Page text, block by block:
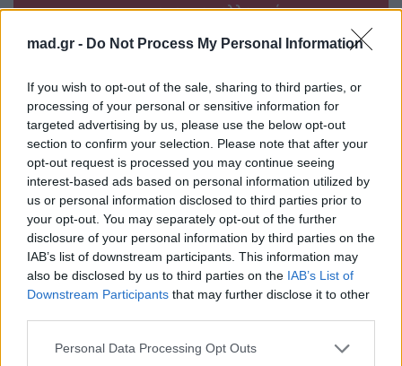
mad.gr - Do Not Process My Personal Information
If you wish to opt-out of the sale, sharing to third parties, or
processing of your personal or sensitive information for
targeted advertising by us, please use the below opt-out
section to confirm your selection. Please note that after your
opt-out request is processed you may continue seeing
interest-based ads based on personal information utilized by
us or personal information disclosed to third parties prior to
your opt-out. You may separately opt-out of the further
disclosure of your personal information by third parties on the
IAB’s list of downstream participants. This information may
also be disclosed by us to third parties on the IAB’s List of
Downstream Participants that may further disclose it to other
Personal Data Processing Opt Outs
τους στην ελληνική
Δες επίσης
Life
Καλοκαίρι στην Αττική
παραλίες έχουν
χαρακτηριστεί
ακατάλληλες
Life
Το πιο επικίνδυνο
που έχουμε δει ποτέ –
Το ζευγάρι που
σκαρφάλωσε στο